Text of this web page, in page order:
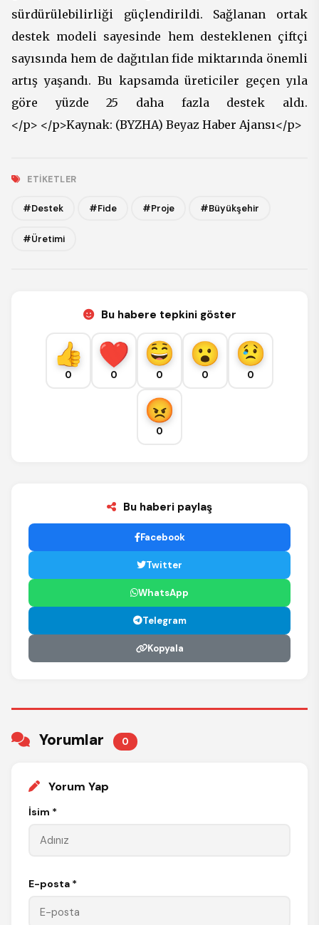
sürdürülebilirliği güçlendirildi. Sağlanan ortak
destek modeli sayesinde hem desteklenen çiftçi
sayısında hem de dağıtılan fide miktarında önemli
artış yaşandı. Bu kapsamda üreticiler geçen yıla
göre yüzde 25 daha fazla destek aldı.
</p> </p>Kaynak: (BYZHA) Beyaz Haber Ajansı</p>
ETIKETLER
#Destek #Fide #Proje #Büyükşehir
#Üretimi
Bu habere tepkini göster
0 0 0 0 0
0
Bu haberi paylaş
Facebook
Twitter
WhatsApp
Telegram
Kopyala
Yorumlar 0
Yorum Yap
İsim *
E-posta *